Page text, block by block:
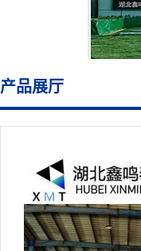
产品展厅